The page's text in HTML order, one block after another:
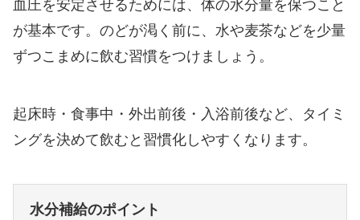
血圧を安定させるためには、体の水分量を保つこと
が基本です。のどが渇く前に、水や麦茶などを少量
ずつこまめに飲む習慣をつけましょう。
起床時・食事中・外出前後・入浴前後など、タイミ
ングを決めて飲むと習慣化しやすくなります。
水分補給のポイント